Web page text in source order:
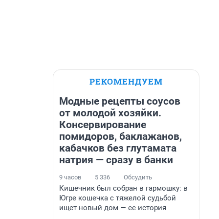
РЕКОМЕНДУЕМ
Модные рецепты соусов
от молодой хозяйки.
Консервирование
помидоров, баклажанов,
кабачков без глутамата
натрия — сразу в банки
9 часов 5 336 Обсудить
Кишечник был собран в гармошку: в
Югре кошечка с тяжелой судьбой
ищет новый дом — ее история